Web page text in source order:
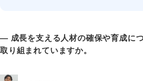
― 成長を支える人材の確保や育成に
取り組まれていますか。